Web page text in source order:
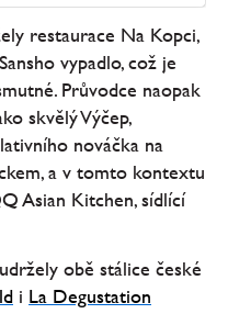
restaurace Na Kopci,
vypadlo, což je
Průvodce naopak
skvělý Výčep,
nováčka na
a v tomto kontextu
Asian Kitchen, sídlící
obě stálice české
i La Degustation